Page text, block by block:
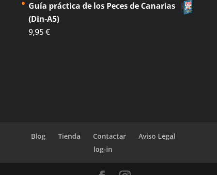
Guía práctica de los Peces de Canarias
(Din-A5)
9,95€
Blog Tienda Contactar
Aviso Legal
log-in